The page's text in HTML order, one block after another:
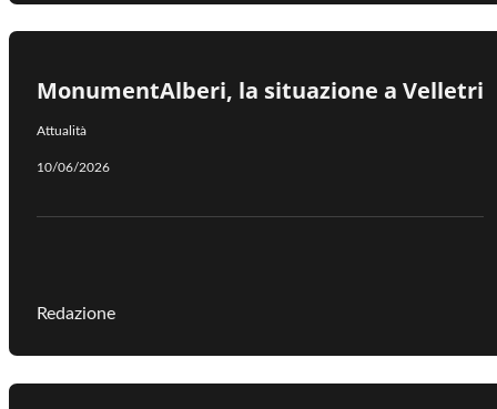
MonumentAlberi, la situazione a Velletri
Attualità
10/06/2026
Redazione